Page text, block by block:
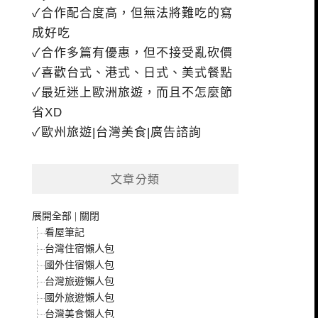
✓合作配合度高，但無法將難吃的寫
成好吃
✓合作多篇有優惠，但不接受亂砍價
✓喜歡台式、港式、日式、美式餐點
✓最近迷上歐洲旅遊，而且不怎麼節
省XD
✓歐州旅遊|台灣美食|廣告諮詢
文章分類
展開全部
關閉
看屋筆記
台灣住宿懶人包
國外住宿懶人包
台灣旅遊懶人包
國外旅遊懶人包
台灣美食懶人包